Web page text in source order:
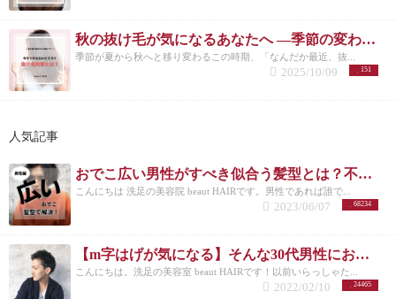
秋の抜け毛が気になるあなたへ ―季節の変わり目に必要な頭皮ケアとは―
季節が夏から秋へと移り変わるこの時期、「なんだか最近、抜...
151
2025/10/09
人気記事
おでこ広い男性がすべき似合う髪型とは？不向きなメンズスタイルも紹介！
こんにちは 洗足の美容院 beaut HAIRです。男性であれば誰で...
68234
2023/06/07
【m字はげが気になる】そんな30代男性におすすめの髪型3選！
こんにちは。洗足の美容室 beaut HAIRです！以前いらっしゃた...
24465
2022/02/10